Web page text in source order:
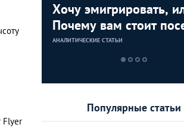
Flyer
Хочу эмигрировать,
Почему вам стоит
выставку-конференцию
International Emigration
АНАЛИТИЧЕСКИЕ СТАТЬИ
Популярные статьи